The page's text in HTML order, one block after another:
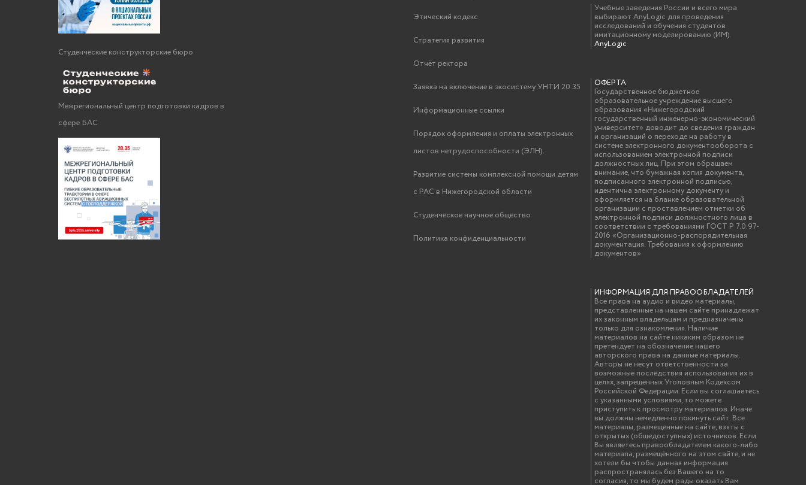
Студенческие конструкторские бюро
Межрегиональный центр подготовки кадров в
сфере БАС
Этический кодекс
Стратегия развития
Отчёт ректора
Заявка на включение в экосистему УНТИ 20.35
Информационные ссылки
Порядок оформления и оплаты электронных
листов нетрудоспособности (ЭЛН).
Развитие системы комплексной помощи детям
с РАС в Нижегородской области
Студенческое научное общество
Политика конфиденциальности
Учебные заведения России и всего мира
выбирают AnyLogic для проведения
исследований и обучения студентов
имитационному моделированию (ИМ).
AnyLogic
ОФЕРТА
Государственное бюджетное
образовательное учреждение высшего
образования «Нижегородский
государственный инженерно-экономический
университет» доводит до сведения граждан
и организаций о переходе на работу в
системе электронного документооборота с
использованием электронной подписи
должностных лиц. При этом обращаем
внимание, что бумажная копия документа,
подписанного электронной подписью,
идентична электронному документу и
оформляется на бланке образовательной
организации с проставлением отметки об
электронной подписи должностного лица в
соответствии с требованиями ГОСТ Р 7.0.97-
2016 «Организационно-распорядительная
документация. Требования к оформлению
документов»
ИНФОРМАЦИЯ ДЛЯ ПРАВООБЛАДАТЕЛЕЙ
Все права на аудио и видео материалы,
представленные на нашем сайте принадлежат
их законным владельцам и предназначены
только для ознакомления. Наличие
материалов на сайте никаким образом не
претендует на обозначение нашего
авторского права на данные материалы.
Авторы не несут ответственности за
возможные последствия использования их в
целях, запрещенных Уголовным Кодексом
Российской Федерации. Если вы соглашаетесь
с указанными условиями, то можете
приступить к просмотру материалов. Иначе
вы должны немедленно покинуть сайт. Все
материалы, размещенные на сайте, взяты с
открытых (общедоступных) источников. Если
Вы являетесь правообладателем какого-либо
материала, размещённого на этом сайте, и не
хотели бы чтобы данная информация
распространялась без Вашего на то
согласия, то мы будем рады оказать Вам